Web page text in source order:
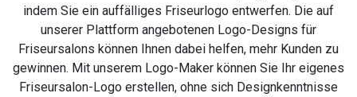
indem Sie ein auffälliges Friseurlogo entwerfen. Die auf
unserer Plattform angebotenen Logo-Designs für
Friseursalons können Ihnen dabei helfen, mehr Kunden zu
gewinnen. Mit unserem Logo-Maker können Sie Ihr eigenes
Friseursalon-Logo erstellen, ohne sich Designkenntnisse